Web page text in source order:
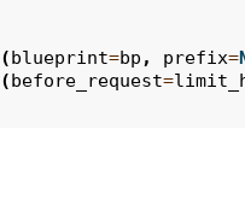
(blueprint=bp , prefix=
(before_request=